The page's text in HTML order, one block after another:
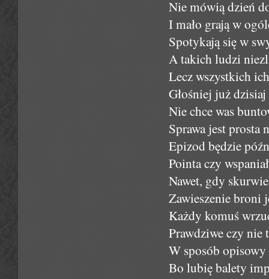
Nie mówią dzień
I mało grają w
Spotykają się w
A takich ludzi
Lecz wszystkich
Głośniej już
Nie chce was
Sprawa jest prosta
Epizod będzie
Pointa czy
Nawet, gdy
Zawieszenie broni
Każdy komuś
Prawdziwe czy nie
W sposób opisowy
Bo lubię balety